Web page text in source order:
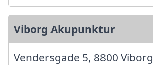
Viborg Akupunktur
Vendersgade 5, 8800 Viborg